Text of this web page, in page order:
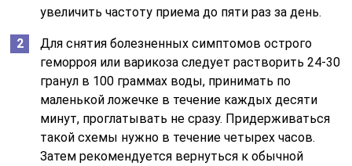
увеличить частоту приема до пяти раз за день.
Для снятия болезненных симптомов острого
геморроя или варикоза следует растворить 24-30
гранул в 100 граммах воды, принимать по
маленькой ложечке в течение каждых десяти
минут, проглатывать не сразу. Придерживаться
такой схемы нужно в течение четырех часов.
Затем рекомендуется вернуться к обычной